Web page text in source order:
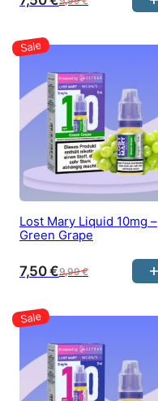
Lost Mary Liquid 10mg –
Green Grape
9,99€
7,50€